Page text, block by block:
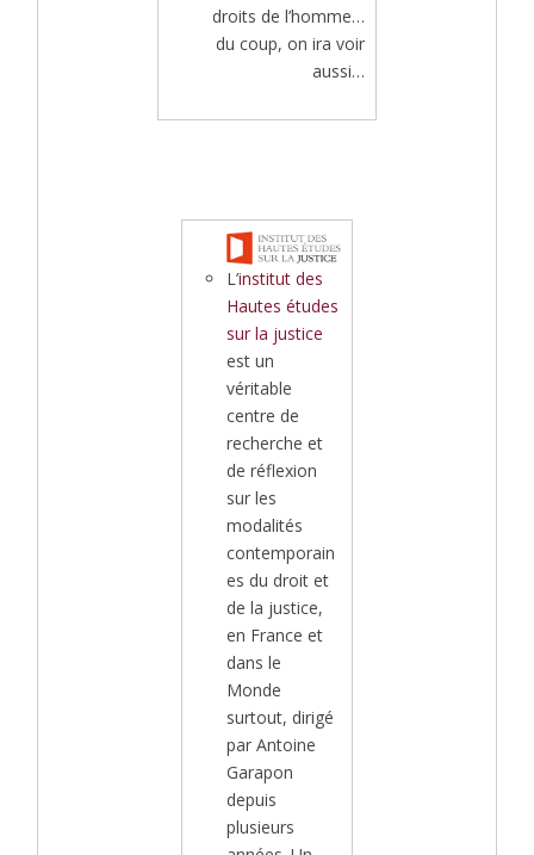
droits de l’homme…
du coup, on ira voir
aussi…
L’institut des
Hautes études
sur la justice
est un
véritable
centre de
recherche et
de réflexion
sur les
modalités
contemporain
es du droit et
de la justice,
en France et
dans le
Monde
surtout, dirigé
par Antoine
Garapon
depuis
plusieurs